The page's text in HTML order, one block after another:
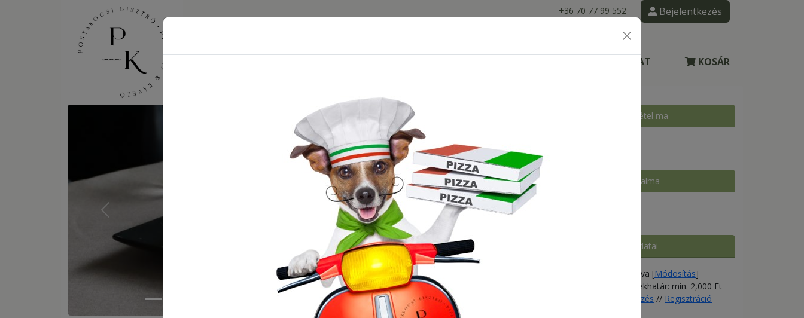
+36 70 77 99 552 Bejelentkezés
KAPCSOLAT KOSÁR
Previous
Rendelésfelvétel ma
Kosár tartalma
Kézbesítés adatai
Nincs megadva [Módosítás]
Rendelés értékhatár: min. 2,000 Ft
Bejelentkezés // Regisztráció